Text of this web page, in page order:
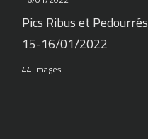
Pics Ribus et Pedourrés
15-16/01/2022
44 Images